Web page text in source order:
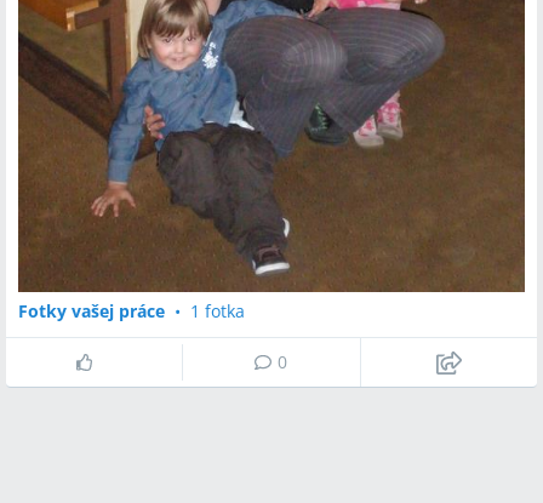
Fotky vašej práce • 1 fotka
0